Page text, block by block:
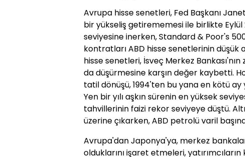
Avrupa hisse senetleri, Fed Başkanı
bir yükseliş getirememesi ile birlikte Eylül
seviyesine inerken, Standard & Poor's
kontratları ABD hisse senetlerinin düşük
hisse senetleri, İsveç Merkez
da düşürmesine karşın değer kaybetti.
tatil dönüşü, 1994'ten bu yana en kötü ay
Yen bir yılı aşkın sürenin en yüksek
tahvillerinin faizi rekor seviyeye düştü.
üzerine çıkarken, ABD petrolü varil
Avrupa'dan Japonya'ya, merkez
olduklarını işaret etmeleri,